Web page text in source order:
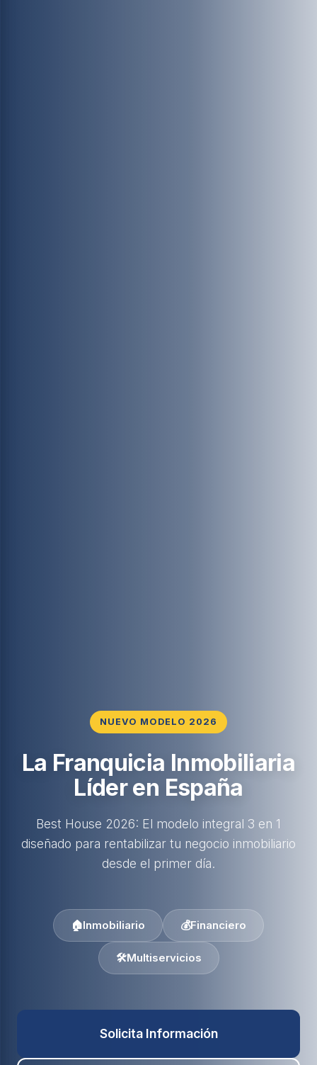
NUEVO MODELO 2026
La Franquicia Inmobiliaria
Líder en España
Best House 2026: El modelo integral 3 en 1
diseñado para rentabilizar tu negocio inmobiliario
desde el primer día.
🏠Inmobiliario 💰Financiero
🛠️Multiservicios
Solicita Información